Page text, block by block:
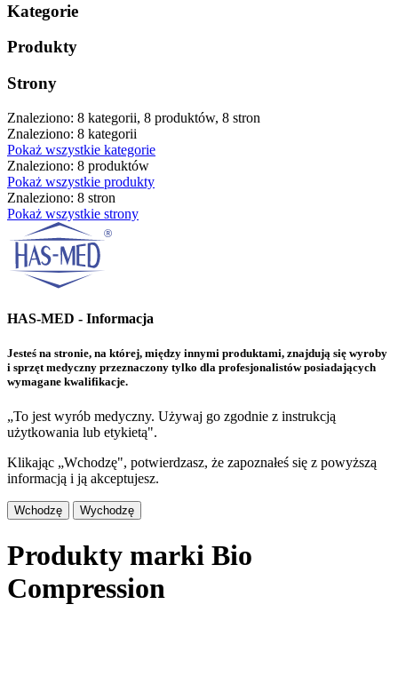
Kategorie
Produkty
Strony
Znaleziono: 8 kategorii, 8 produktów, 8 stron
Znaleziono: 8 kategorii
Pokaż wszystkie kategorie
Znaleziono: 8 produktów
Pokaż wszystkie produkty
Znaleziono: 8 stron
Pokaż wszystkie strony
HAS-MED - Informacja
Jesteś na stronie, na której, między innymi produktami, znajdują się wyroby
i sprzęt medyczny przeznaczony tylko dla profesjonalistów posiadających
wymagane kwalifikacje.
„To jest wyrób medyczny. Używaj go zgodnie z instrukcją
użytkowania lub etykietą".
Klikając „Wchodzę", potwierdzasz, że zapoznałeś się z powyższą
informacją i ją akceptujesz.
Wchodzę Wychodzę
Produkty marki Bio
Compression